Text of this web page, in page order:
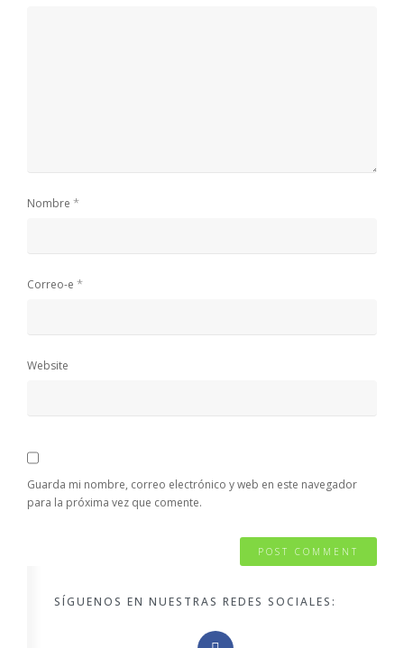
Nombre *
Correo-e *
Website
Guarda mi nombre, correo electrónico y web en este navegador
para la próxima vez que comente.
SÍGUENOS EN NUESTRAS REDES SOCIALES: